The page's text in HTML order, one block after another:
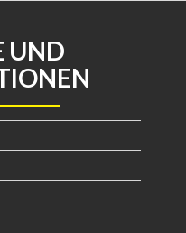
UND